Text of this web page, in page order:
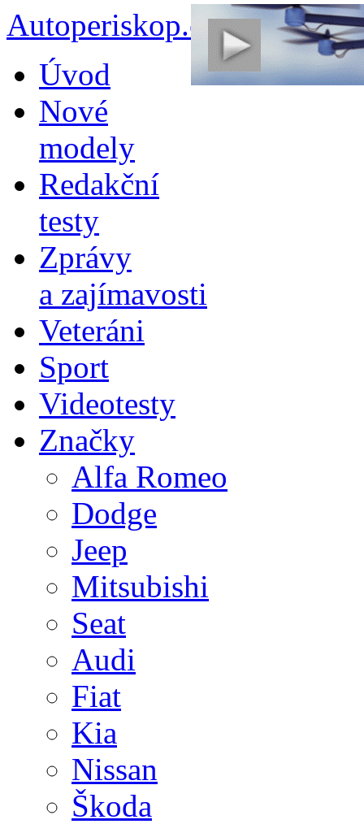
Autoperiskop.cz –
obsahu
webu
Úvod
Nové
modely
Redakční
testy
Zprávy
a zajímavosti
Veteráni
Sport
Videotesty
Značky
Alfa Romeo
Dodge
Jeep
Mitsubishi
Seat
Audi
Fiat
Kia
Nissan
Škoda